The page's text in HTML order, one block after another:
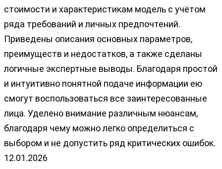
стоимости и характеристикам модель с учётом
ряда требований и личных предпочтений.
Приведены описания основных параметров,
преимуществ и недостатков, а также сделаны
логичные экспертные выводы. Благодаря простой
и интуитивно понятной подаче информации ею
смогут воспользоваться все заинтересованные
лица. Уделено внимание различным нюансам,
благодаря чему можно легко определиться с
выбором и не допустить ряд критических ошибок.
12.01.2026